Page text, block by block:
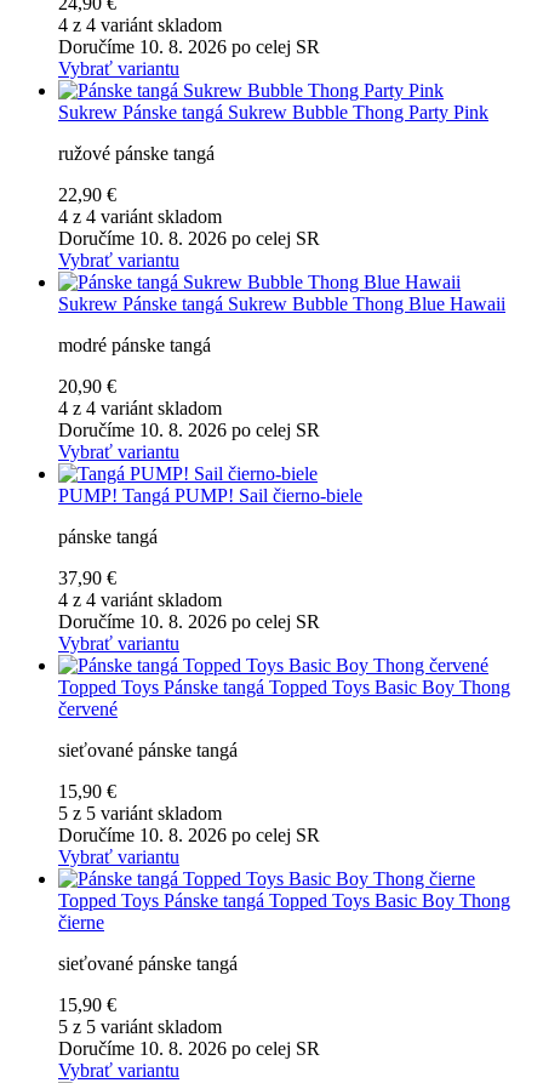
4 z 4 variánt skladom
Doručíme 10. 8. 2026 po celej SR
Vybrať variantu
Sukrew Pánske tangá Sukrew Bubble Thong Party Pink
ružové pánske tangá
22,90 €
4 z 4 variánt skladom
Doručíme 10. 8. 2026 po celej SR
Vybrať variantu
Sukrew Pánske tangá Sukrew Bubble Thong Blue Hawaii
modré pánske tangá
20,90 €
4 z 4 variánt skladom
Doručíme 10. 8. 2026 po celej SR
Vybrať variantu
PUMP! Tangá PUMP! Sail čierno-biele
pánske tangá
37,90 €
4 z 4 variánt skladom
Doručíme 10. 8. 2026 po celej SR
Vybrať variantu
Topped Toys Pánske tangá Topped Toys Basic Boy Thong
červené
sieťované pánske tangá
15,90 €
5 z 5 variánt skladom
Doručíme 10. 8. 2026 po celej SR
Vybrať variantu
Topped Toys Pánske tangá Topped Toys Basic Boy Thong
čierne
sieťované pánske tangá
15,90 €
5 z 5 variánt skladom
Doručíme 10. 8. 2026 po celej SR
Vybrať variantu